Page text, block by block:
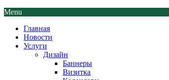
Menu
Главная
Новости
Услуги
Дизайн
Баннеры
Визитка